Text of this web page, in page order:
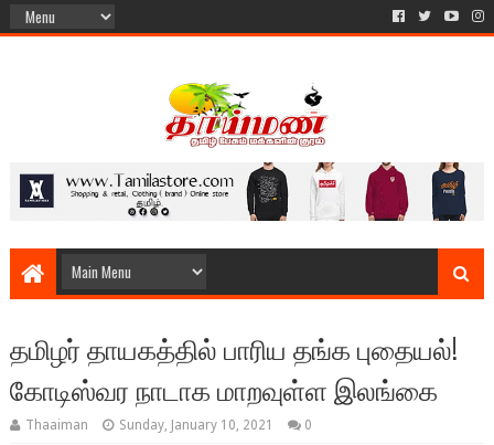
தமிழர் தாயகத்தில் பாரிய தங்க புதையல்!
கோடிஸ்வர நாடாக மாறவுள்ள இலங்கை
Thaaiman Sunday, January 10, 2021 0